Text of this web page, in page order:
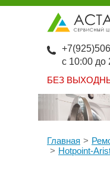
БЕЗ
с 10:00 до
Главная
Hotpoint-